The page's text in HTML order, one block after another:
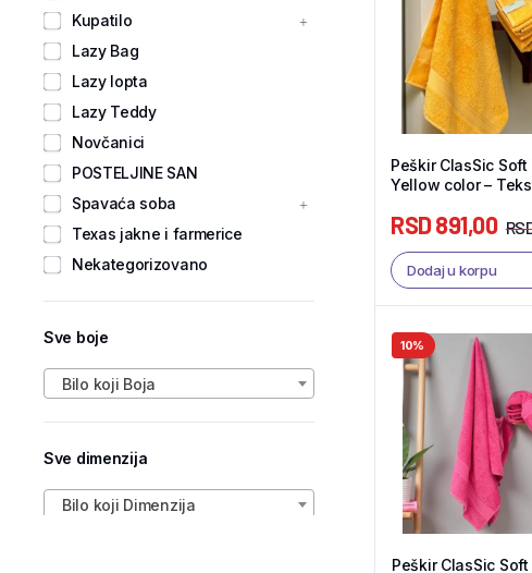
Peškir ClasSic Soft
Yellow color –
RSD891,00
Dodaj u korpu
10%
Peškir ClasSic
Kupatilo
Lazy Bag
Lazy lopta
Lazy Teddy
Novčanici
POSTELJINE SAN
Spavaća soba
Texas jakne i farmerice
Nekategorizovano
Sve boje
Bilo koji Boja
Sve dimenzija
Bilo koji Dimenzija